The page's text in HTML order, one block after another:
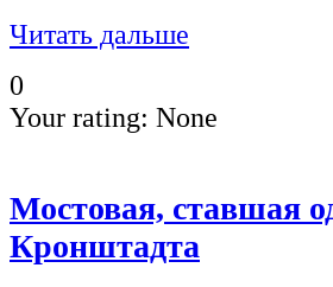
Читать дальше
0
Your rating: None
Мостовая, ставшая
Кронштадта